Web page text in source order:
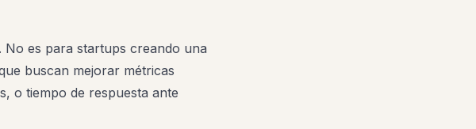
No es para startups creando una
buscan mejorar métricas
o tiempo de respuesta ante